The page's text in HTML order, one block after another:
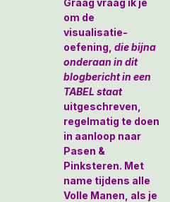
om de
visualisatie-
oefening,die bijna
onderaan in dit
blogbericht in een
TABEL staat
uitgeschreven,
regelmatig te doen
in aanloop naar
Pasen &
Pinksteren. Met
name tijdens alle
Volle Manen, als je